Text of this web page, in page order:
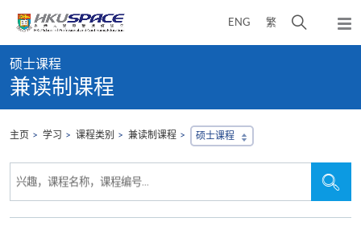
content
ENG 繁
开
弹
出
content
start
硕士课程
兼读制课程
主页 学习 课程类别 兼读制课程 硕士课程
兴趣，课程名称，课程编号...
寻
本
网